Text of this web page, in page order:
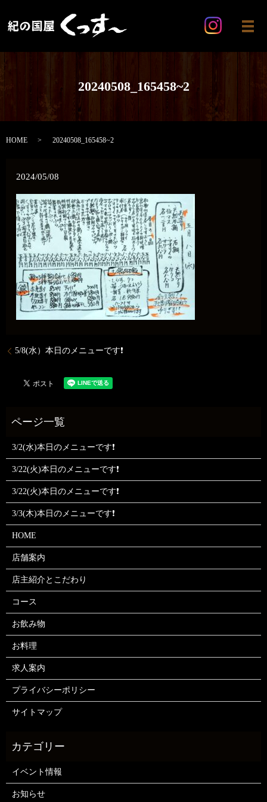
メ
20240508_165458~2
HOME 20240508_165458~2
2024/05/08
5/8(水）本日のメニューです❗
3/2(水)本日のメニューです❗
3/22(火)本日のメニューです❗
3/22(火)本日のメニューです❗
3/3(木)本日のメニューです❗
HOME
店舗案内
店主紹介とこだわり
コース
お飲み物
お料理
求人案内
プライバシーポリシー
サイトマップ
イベント情報
お知らせ